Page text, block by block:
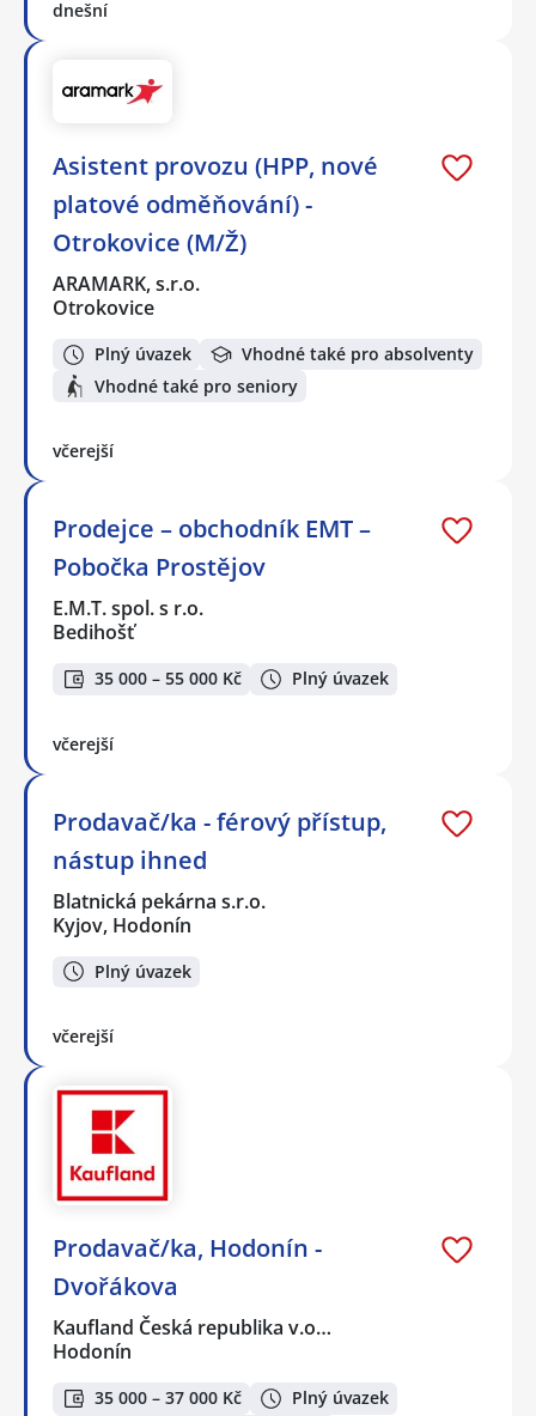
dnešní
Asistent provozu (HPP, nové
platové odměňování) -
Otrokovice (M/Ž)
ARAMARK, s.r.o.
Otrokovice
Plný úvazek
Vhodné také pro absolventy
Vhodné také pro seniory
včerejší
Prodejce – obchodník EMT –
Pobočka Prostějov
E.M.T. spol. s r.o.
Bedihošť
35 000 – 55 000 Kč Plný úvazek
včerejší
Prodavač/ka - férový přístup,
nástup ihned
Blatnická pekárna s.r.o.
Kyjov, Hodonín
Plný úvazek
včerejší
Prodavač/ka, Hodonín -
Dvořákova
Kaufland Česká republika v.o…
Hodonín
35 000 – 37 000 Kč
Plný úvazek